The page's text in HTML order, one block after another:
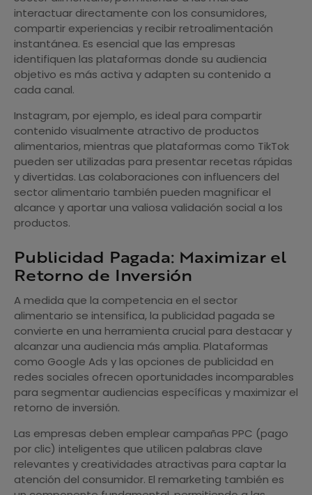
interactuar directamente con los consumidores,
compartir experiencias y recibir retroalimentación
instantánea. Es esencial que las empresas
identifiquen las plataformas donde su audiencia
objetivo es más activa y adapten su contenido a
cada canal.
Instagram, por ejemplo, es ideal para compartir
contenido visualmente atractivo de productos
alimentarios, mientras que plataformas como TikTok
pueden ser utilizadas para presentar recetas rápidas
y divertidas. Las colaboraciones con influencers del
sector alimentario también pueden magnificar el
alcance y aportar una valiosa validación social a los
productos.
Publicidad Pagada: Maximizar el
Retorno de Inversión
A medida que la competencia en el sector
alimentario se intensifica, la publicidad pagada se
convierte en una herramienta crucial para destacar y
alcanzar una audiencia más amplia. Plataformas
como Google Ads y las opciones de publicidad en
redes sociales ofrecen oportunidades incomparables
para segmentar audiencias específicas y maximizar el
retorno de inversión.
Las empresas deben emplear campañas PPC (pago
por clic) inteligentes que utilicen palabras clave
relevantes y creatividades atractivas para captar la
atención del consumidor. El remarketing también es